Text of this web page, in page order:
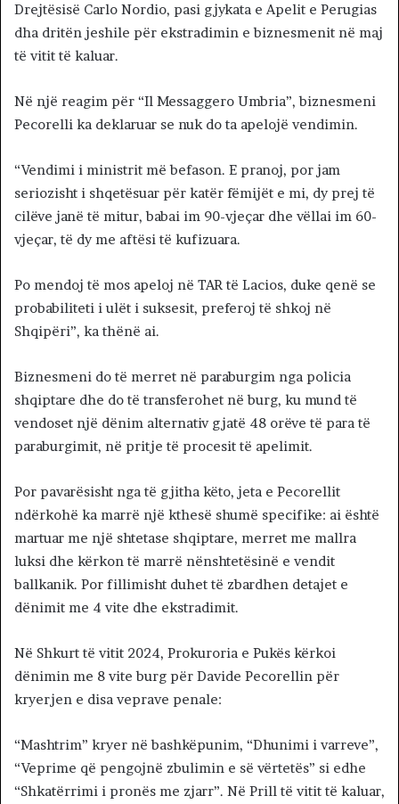
Drejtësisë Carlo Nordio, pasi gjykata e Apelit e Perugias
dha dritën jeshile për ekstradimin e biznesmenit në maj
të vitit të kaluar.
Në një reagim për “Il Messaggero Umbria”, biznesmeni
Pecorelli ka deklaruar se nuk do ta apelojë vendimin.
“Vendimi i ministrit më befason. E pranoj, por jam
seriozisht i shqetësuar për katër fëmijët e mi, dy prej të
cilëve janë të mitur, babai im 90-vjeçar dhe vëllai im 60-
vjeçar, të dy me aftësi të kufizuara.
Po mendoj të mos apeloj në TAR të Lacios, duke qenë se
probabiliteti i ulët i suksesit, preferoj të shkoj në
Shqipëri”, ka thënë ai.
Biznesmeni do të merret në paraburgim nga policia
shqiptare dhe do të transferohet në burg, ku mund të
vendoset një dënim alternativ gjatë 48 orëve të para të
paraburgimit, në pritje të procesit të apelimit.
Por pavarësisht nga të gjitha këto, jeta e Pecorellit
ndërkohë ka marrë një kthesë shumë specifike: ai është
martuar me një shtetase shqiptare, merret me mallra
luksi dhe kërkon të marrë nënshtetësinë e vendit
ballkanik. Por fillimisht duhet të zbardhen detajet e
dënimit me 4 vite dhe ekstradimit.
Në Shkurt të vitit 2024, Prokuroria e Pukës kërkoi
dënimin me 8 vite burg për Davide Pecorellin për
kryerjen e disa veprave penale:
“Mashtrim” kryer në bashkëpunim, “Dhunimi i varreve”,
“Veprime që pengojnë zbulimin e së vërtetës” si edhe
“Shkatërrimi i pronës me zjarr”. Në Prill të vitit të kaluar,